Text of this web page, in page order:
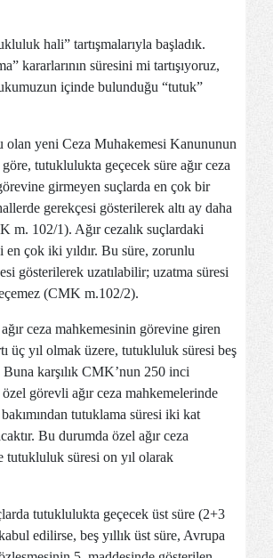
hali” tartışmalarıyla başladık.
kararlarının süresini mi tartışıyoruz,
içinde bulunduğu “tutuk”
olan yeni Ceza Muhakemesi Kanununun
tutuklulukta geçecek süre ağır ceza
girmeyen suçlarda en çok bir
gerekçesi gösterilerek altı ay daha
m. 102/1). Ağır cezalık suçlardaki
en çok iki yıldır. Bu süre, zorunlu
gösterilerek uzatılabilir; uzatma süresi
(CMK m.102/2).
ceza mahkemesinin görevine giren
üç yıl olmak üzere, tutukluluk süresi beş
karşılık CMK’nun 250 inci
görevli ağır ceza mahkemelerinde
tutuklama süresi iki kat
Bu durumda özel ağır ceza
tutukluluk süresi on yıl olarak
tutuklulukta geçecek üst süre (2+3
edilirse, beş yıllık üst süre, Avrupa